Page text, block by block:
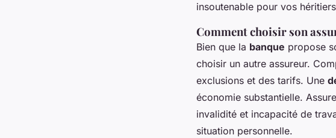
insoutenable pour vos
Comment choisir son
Bien que la banque propose
choisir un autre assureur.
exclusions et des tarifs. Une
économie substantielle.
invalidité et incapacité de
situation personnelle.